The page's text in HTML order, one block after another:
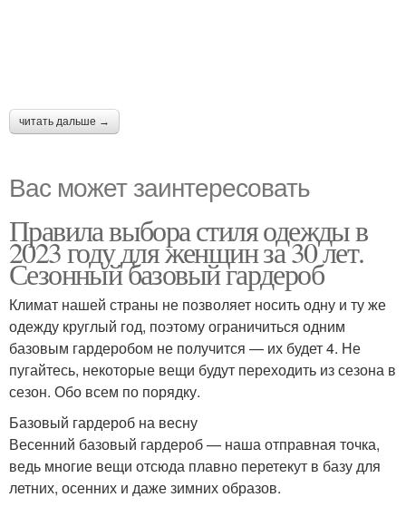
читать дальше →
Вас может заинтересовать
Правила выбора стиля одежды в
2023 году для женщин за 30 лет.
Сезонный базовый гардероб
Климат нашей страны не позволяет носить одну и ту же
одежду круглый год, поэтому ограничиться одним
базовым гардеробом не получится — их будет 4. Не
пугайтесь, некоторые вещи будут переходить из сезона в
сезон. Обо всем по порядку.
Базовый гардероб на весну
Весенний базовый гардероб — наша отправная точка,
ведь многие вещи отсюда плавно перетекут в базу для
летних, осенних и даже зимних образов.